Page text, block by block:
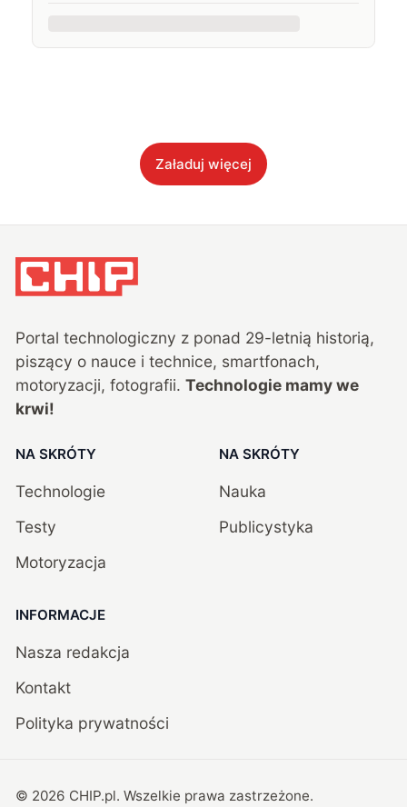
Załaduj więcej
Portal technologiczny z ponad 29-letnią historią,
piszący o nauce i technice, smartfonach,
motoryzacji, fotografii. Technologie mamy we
krwi!
NA SKRÓTY
Technologie
Testy
Motoryzacja
NA SKRÓTY
Nauka
Publicystyka
INFORMACJE
Nasza redakcja
Kontakt
Polityka prywatności
© 2026 CHIP.pl. Wszelkie prawa zastrzeżone.